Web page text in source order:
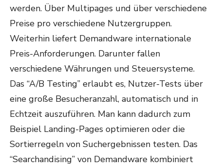
werden. Über Multipages und über verschiedene
Preise pro verschiedene Nutzergruppen.
Weiterhin liefert Demandware internationale
Preis-Anforderungen. Darunter fallen
verschiedene Währungen und Steuersysteme.
Das “A/B Testing” erlaubt es, Nutzer-Tests über
eine große Besucheranzahl, automatisch und in
Echtzeit auszuführen. Man kann dadurch zum
Beispiel Landing-Pages optimieren oder die
Sortierregeln von Suchergebnissen testen. Das
“Searchandising” von Demandware kombiniert